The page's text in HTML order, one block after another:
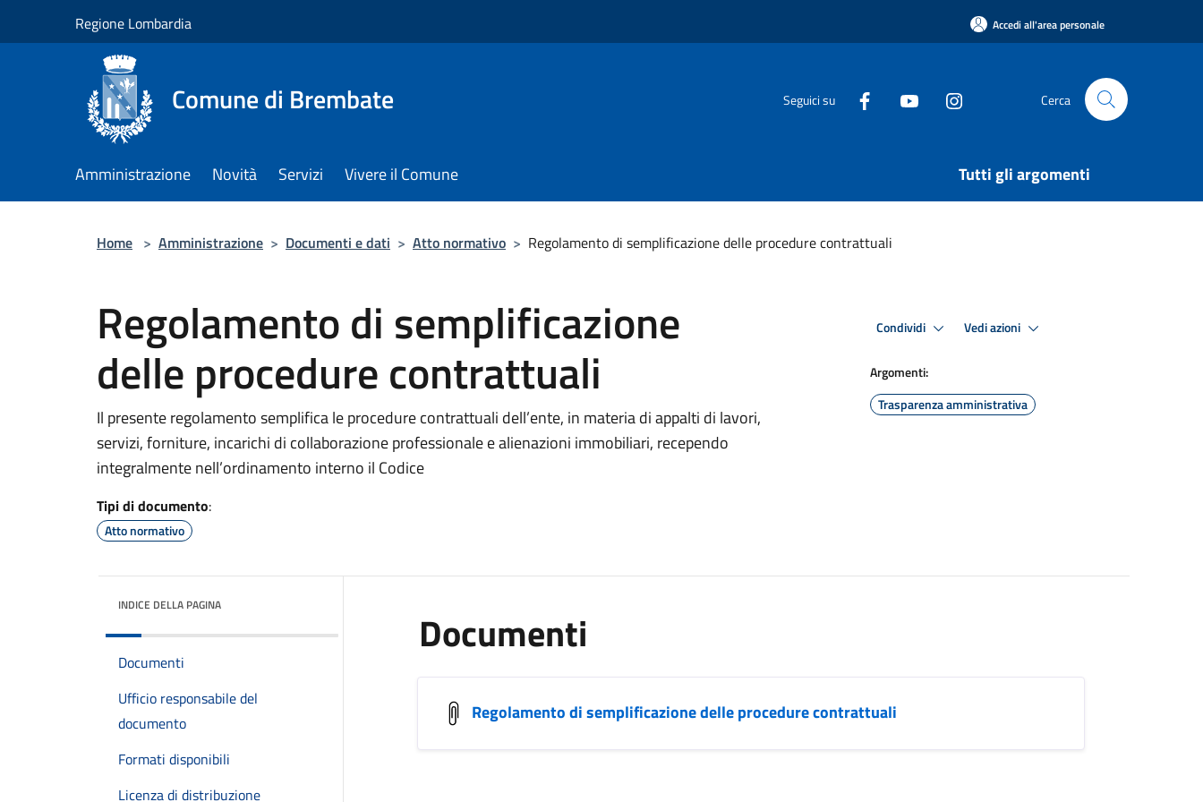
Regione Lombardia Accedi all'area personale
Comune di Brembate Seguici su Cerca
Amministrazione Novità Servizi Vivere il Comune Tutti gli argomenti
Home > Amministrazione > Documenti e dati > Atto normativo > Regolamento di semplificazione delle procedure contrattuali
Regolamento di semplificazione
delle procedure contrattuali
Il presente regolamento semplifica le procedure contrattuali dell’ente, in materia di appalti di lavori,
servizi, forniture, incarichi di collaborazione professionale e alienazioni immobiliari, recependo
integralmente nell’ordinamento interno il Codice
Tipi di documento:
Atto normativo
Condividi Vedi azioni
Argomenti:
Trasparenza amministrativa
INDICE DELLA PAGINA
Documenti
Ufficio responsabile del
documento
Formati disponibili
Licenza di distribuzione
Documenti
Regolamento di semplificazione delle procedure contrattuali